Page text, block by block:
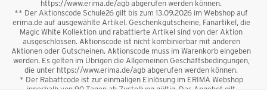
https://www.erima.de/agb abgerufen werden können.
** Der Aktionscode Schule26 gilt bis zum 13.09.2026 im Webshop auf
erima.de auf ausgewählte Artikel. Geschenkgutscheine, Fanartikel, die
Magic White Kollektion und rabattierte Artikel sind von der Aktion
ausgeschlossen. Aktionscode ist nicht kombinierbar mit anderen
Aktionen oder Gutscheinen. Aktionscode muss im Warenkorb eingeben
werden. Es gelten im Übrigen die Allgemeinen Geschäftsbedingungen,
die unter https://www.erima.de/agb abgerufen werden können.
* Der Rabattcode ist zur einmaligen Einlösung im ERIMA Webshop